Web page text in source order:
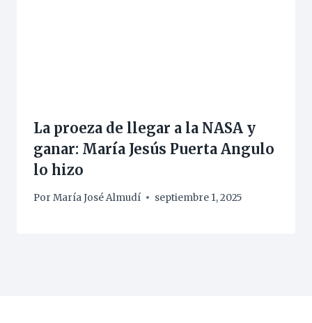
La proeza de llegar a la NASA y
ganar: María Jesús Puerta Angulo
lo hizo
Por María José Almudí septiembre 1, 2025